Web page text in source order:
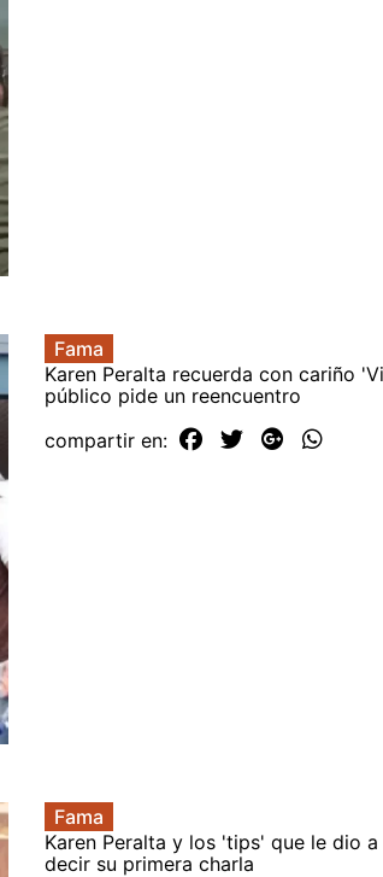
Fama
Karen Peralta recuerda con cariño
público pide un reencuentro
compartir en:
Fama
Karen Peralta y los 'tips' que le dio
decir su primera charla